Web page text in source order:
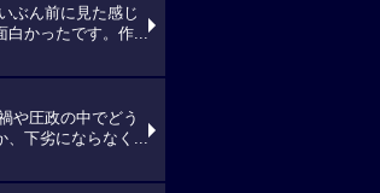
ぶん前に見た感じ
白かったです。作...
や圧政の中でどう
、下劣にならなく...